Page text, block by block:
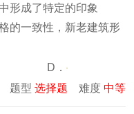
形成了特定的印象
的一致性，新老建筑形
D．
题型 选择题 难度 中等